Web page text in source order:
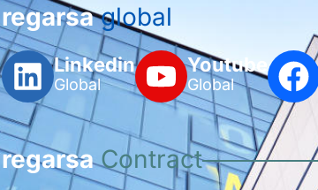
regarsaglobal
Linkedin
Global
Youtube
Global
regarsaContract